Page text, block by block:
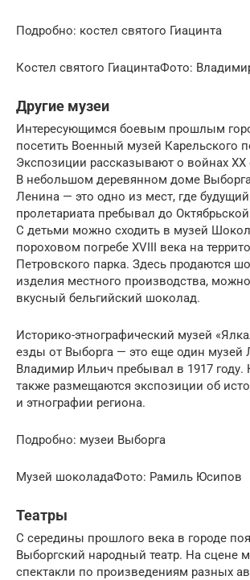
Подробно: костел святого Гиацинта
Костел святого ГиацинтаФото:
Другие музеи
Интересующимся боевым прошлым
посетить Военный музей Карельского
Экспозиции рассказывают о войнах XX
В небольшом деревянном доме
Ленина — это одно из мест, где
пролетариата пребывал до
С детьми можно сходить в музей
пороховом погребе XVIII века на
Петровского парка. Здесь продаются
изделия местного производства,
вкусный бельгийский шоколад.
Историко-этнографический музей
езды от Выборга — это еще один музей
Владимир Ильич пребывал в 1917 году.
также размещаются экспозиции об
и этнографии региона.
Подробно: музеи Выборга
Музей шоколадаФото: Рамиль Юсипов
Театры
С середины прошлого века в городе
Выборгский народный театр. На сцене
спектакли по произведениям разных